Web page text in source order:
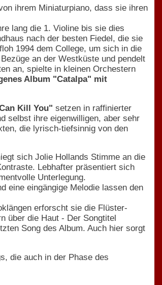
ihrem Miniaturpiano, dass sie ihren
lang die 1. Violine bis sie dies
nach der besten Fiedel, die sie
1994 dem College, um sich in die
an der Westküste und pendelt
an, spielte in kleinen Orchestern
Album "Catalpa" mit
Kill You" setzen in raffinierter
selbst ihre eigenwilligen, aber sehr
die lyrisch-tiefsinnig von den
sich Jolie Hollands Stimme an die
Lebhafter präsentiert sich
Unterlegung.
eine eingängige Melodie lassen den
erforscht sie die Flüster-
über die Haut - Der Songtitel
Song des Album. Auch hier sorgt
die auch in der Phase des